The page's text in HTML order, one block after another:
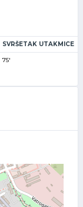
SVRŠETAK UTAKMICE
75'